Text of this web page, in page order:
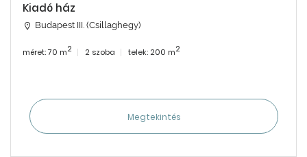
Kiadó ház
Budapest III. (Csillaghegy)
méret: 70 m2 2 szoba telek: 200 m2
Megtekintés